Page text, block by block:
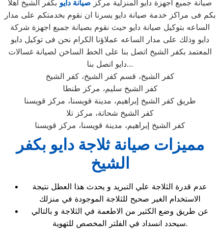
صيانة جميع اجهزة دايو المنزلية مركز صيانة دايو بكفر الشيخ اهلا
بكم فى مراكز خدمة صيانة دايو يسرنا ان نقوم بخدمتكم على مدار
الساعه بتوكيل صيانة دايو حيث نقوم بصيانة جميع اجهزة شركة
دايو وذلك على مدار الساعه عملاؤنا الكرام نحن فى توكيل دايو
المعتمد بكفر الشيخ اتصل بنا على الخط الساخن لصيانة غسالات
دايو اتصل بنا…
كفر الشيخ، قسم كفر الشيخ، كفر الشيخ
كفر الشيخ سليم، مركز طنطا
طريق كفر الشيخ إبراهيم، مدينة قويسنا، مركز قويسنا
كفر الشيخ شحاتة، مركز تلا
كفر الشيخ إبراهيم، مدينة قويسنا، مركز قويسنا
مميزات صيانة ثلاجة دايو بكفر
الشيخ
عدم قدرة الثلاجة علي التبريد و يحدث هذا العطل نتيجة
الاستخدام الغير صحيح للثلاجة الموجودة في منزلك
عن طريق وضع الكثير من الاطعمة في الثلاجة و بالتالي
سيحدد انسداد في الفلتر المخصص للتهوية.